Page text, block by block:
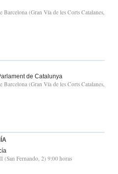
Barcelona (Gran Vía de les Corts Catalanes,
de Catalunya
Barcelona (Gran Vía de les Corts Catalanes,
Fernando, 2) 9:00 horas